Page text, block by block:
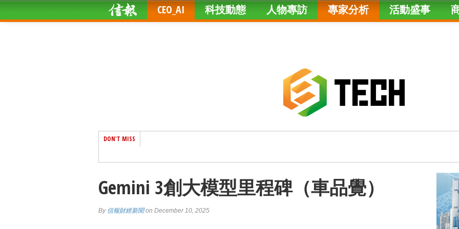
CEO_AI 科技動態 人物專訪 專家分析 活動盛事
DON'T MISS
Gemini 3創大模型里程碑（車品覺）
By 信報財經新聞on December 10, 2025